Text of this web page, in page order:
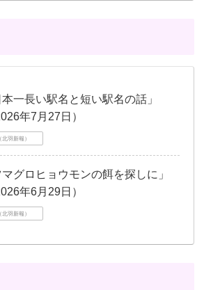
本一長い駅名と短い駅名の話」
年7月27日）
羽新報）
マグロヒョウモンの餌を探しに」
年6月29日）
羽新報）